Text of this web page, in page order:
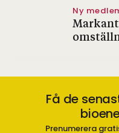
Ny
Få de
Prenumerera